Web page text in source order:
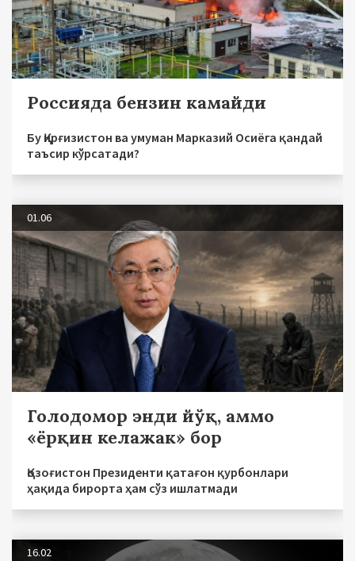
Россияда бензин камайди
Бу Қирғизистон ва умуман Марказий Осиёга қандай
таъсир кўрсатади?
01.06
Голодомор энди йўқ, аммо
«ёрқин келажак» бор
Қозоғистон Президенти қатағон қурбонлари
ҳақида бирорта ҳам сўз ишлатмади
16.02